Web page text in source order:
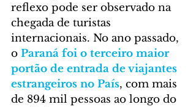
reflexo pode ser observado na
chegada de turistas
internacionais. No ano passado,
o Paraná foi o terceiro maior
portão de entrada de viajantes
estrangeiros no País, com mais
de 894 mil pessoas ao longo do